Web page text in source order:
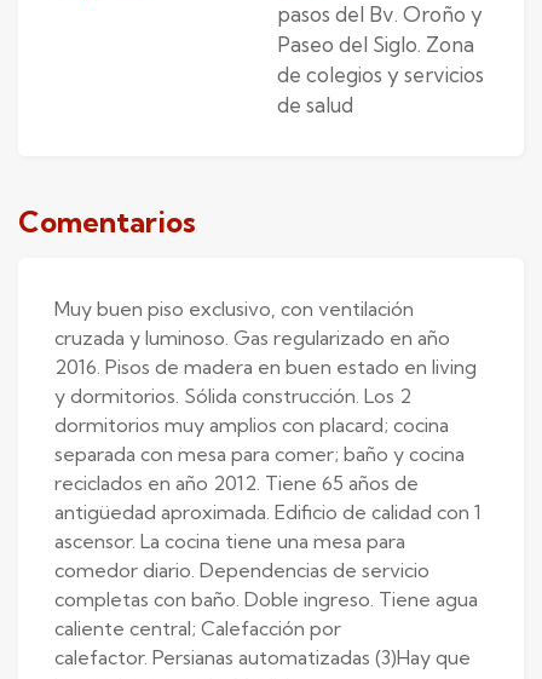
pasos del Bv. Oroño y
Paseo del Siglo. Zona
de colegios y servicios
de salud
Comentarios
Muy buen piso exclusivo, con ventilación
cruzada y luminoso. Gas regularizado en año
2016. Pisos de madera en buen estado en living
y dormitorios. Sólida construcción. Los 2
dormitorios muy amplios con placard; cocina
separada con mesa para comer; baño y cocina
reciclados en año 2012. Tiene 65 años de
antigüedad aproximada. Edificio de calidad con 1
ascensor. La cocina tiene una mesa para
comedor diario. Dependencias de servicio
completas con baño. Doble ingreso. Tiene agua
caliente central; Calefacción por
calefactor. Persianas automatizadas (3)Hay que